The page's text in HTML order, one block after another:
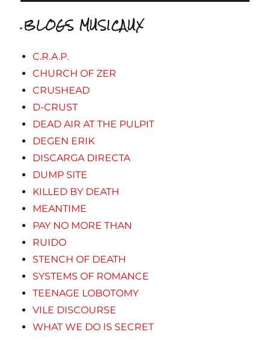
.BLOGS MUSICAUX
C.R.A.P.
CHURCH OF ZER
CRUSHEAD
D-CRUST
DEAD AIR AT THE PULPIT
DEGEN ERIK
DISCARGA DIRECTA
DUMP SITE
KILLED BY DEATH
MEANTIME
PAY NO MORE THAN
RUIDO
STENCH OF DEATH
SYSTEMS OF ROMANCE
TEENAGE LOBOTOMY
VILE DISCOURSE
WHAT WE DO IS SECRET